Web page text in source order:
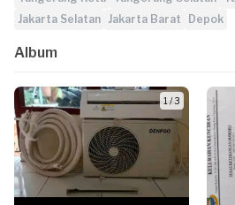
Jakarta Selatan Jakarta Barat Depok
Album
1 / 3